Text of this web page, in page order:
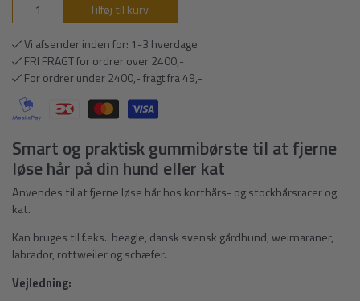
Tilføj til kurv
Vi afsender inden for: 1-3 hverdage
FRI FRAGT for ordrer over 2400,-
For ordrer under 2400,- fragt fra 49,-
Smart og praktisk gummibørste til at fjerne
løse hår på din hund eller kat
Anvendes til at fjerne løse hår hos korthårs- og stockhårsracer og
kat.
Kan bruges til f.eks.: beagle, dansk svensk gårdhund, weimaraner,
labrador, rottweiler og schæfer.
Vejledning: